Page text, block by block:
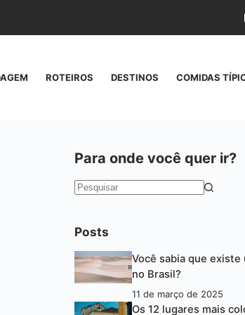
ROTEIROS DESTINOS COMIDAS
Para onde você quer ir?
Posts
Você sabia que existe
no Brasil?
11 de março de 2025
Os 12 lugares mais